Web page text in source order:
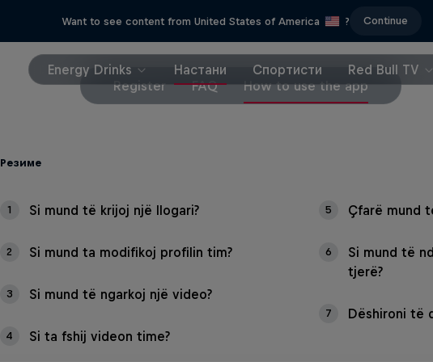
Want to see content from United States of America ? Continue
Energy Drinks Настани Спортисти
Red Bull TV
Register
FAQ How to use the app
Резиме
1 Si mund të krijoj një llogari?
2 Si mund ta modifikoj profilin tim?
3 Si mund të ngarkoj një video?
4 Si ta fshij videon time?
5 Çfarë mund
6
Si mund të
tjerë?
7 Dëshironi të